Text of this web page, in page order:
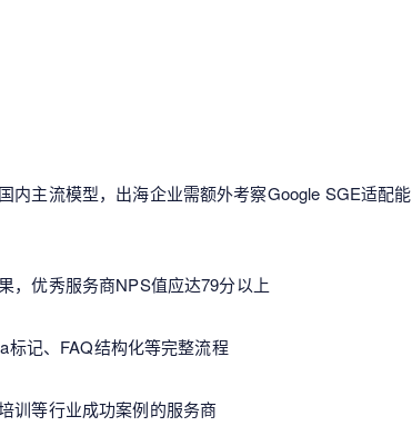
内主流模型，出海企业需额外考察Google SGE适配能
，优秀服务商NPS值应达79分以上
标记、FAQ结构化等完整流程
训等行业成功案例的服务商